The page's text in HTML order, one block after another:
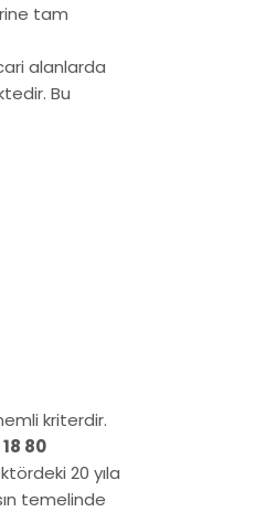
tam
alanlarda
Bu
kriterdir.
80
20 yıla
temelinde